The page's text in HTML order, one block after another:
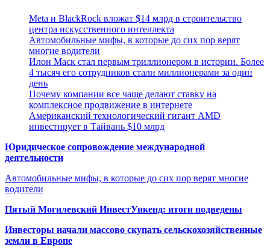
Meta и BlackRock вложат $14 млрд в строительство
центра искусственного интеллекта
Автомобильные мифы, в которые до сих пор верят
многие водители
Илон Маск стал первым триллионером в истории. Более
4 тысяч его сотрудников стали миллионерами за один
день
Почему компании все чаще делают ставку на
комплексное продвижение в интернете
Американский технологический гигант AMD
инвестирует в Тайвань $10 млрд
Юридическое сопровождение международной
деятельности
Автомобильные мифы, в которые до сих пор верят многие
водители
Пятый Могилевский ИнвестУикенд: итоги подведены
Инвесторы начали массово скупать сельскохозяйственные
земли в Европе